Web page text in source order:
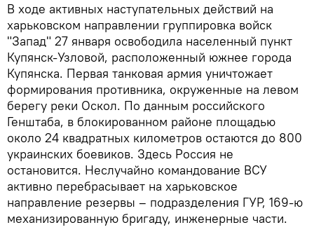
В ходе активных наступательных действий на
харьковском направлении группировка войск
"Запад" 27 января освободила населенный пункт
Купянск-Узловой, расположенный южнее города
Купянска. Первая танковая армия уничтожает
формирования противника, окруженные на левом
берегу реки Оскол. По данным российского
Генштаба, в блокированном районе площадью
около 24 квадратных километров остаются до 800
украинских боевиков. Здесь Россия не
остановится. Неслучайно командование ВСУ
активно перебрасывает на харьковское
направление резервы – подразделения ГУР, 169-ю
механизированную бригаду, инженерные части.